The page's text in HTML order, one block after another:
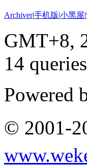
Archiver|手机版|小黑屋|
GMT+8,
14
Powered
© 2001-